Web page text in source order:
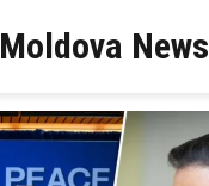
Moldova News